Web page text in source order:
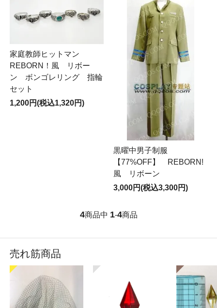
家庭教師ヒットマン
REBORN！風 リボー
ン ボンゴレリング 指輪
セット
1,200円(税込1,320円)
黒曜中男子制服
【77%OFF】 REBORN!
風 リボーン
3,000円(税込3,300円)
4商品中 1-4商品
売れ筋商品